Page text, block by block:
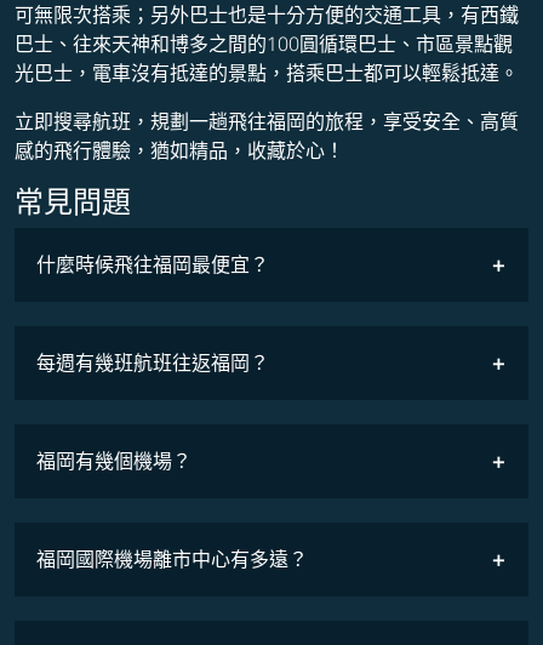
可無限次搭乘；另外巴士也是十分方便的交通工具，有西鐵
巴士、往來天神和博多之間的100圓循環巴士、市區景點觀
光巴士，電車沒有抵達的景點，搭乘巴士都可以輕鬆抵達。
立即搜尋航班，規劃一趟飛往福岡的旅程，享受安全、高質
感的飛行體驗，猶如精品，收藏於心！
常見問題
什麼時候飛往福岡最便宜？
COSMILE會員
每週有幾班航班往返福岡？
福岡有幾個機場？
福岡國際機場離市中心有多遠？